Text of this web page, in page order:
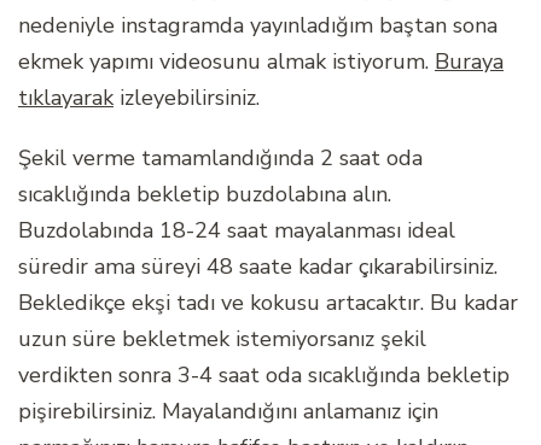
nedeniyle instagramda yayınladığım baştan sona
ekmek yapımı videosunu almak istiyorum. Buraya
tıklayarak izleyebilirsiniz.
Şekil verme tamamlandığında 2 saat oda
sıcaklığında bekletip buzdolabına alın.
Buzdolabında 18-24 saat mayalanması ideal
süredir ama süreyi 48 saate kadar çıkarabilirsiniz.
Bekledikçe ekşi tadı ve kokusu artacaktır. Bu kadar
uzun süre bekletmek istemiyorsanız şekil
verdikten sonra 3-4 saat oda sıcaklığında bekletip
pişirebilirsiniz. Mayalandığını anlamanız için